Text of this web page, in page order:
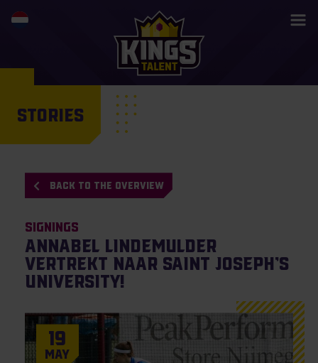
STORIES
BACK TO THE OVERVIEW
Signings
Annabel Lindemulder
vertrekt naar Saint Joseph’s
University!
19
May